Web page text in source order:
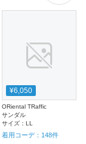
¥6,050
ORiental TRaffic
サンダル
サイズ： LL
着用コーデ： 148件